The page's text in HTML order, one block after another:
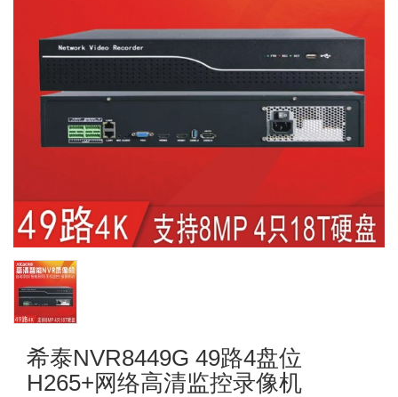
希泰NVR8449G 49路4盘位
H265+网络高清监控录像机